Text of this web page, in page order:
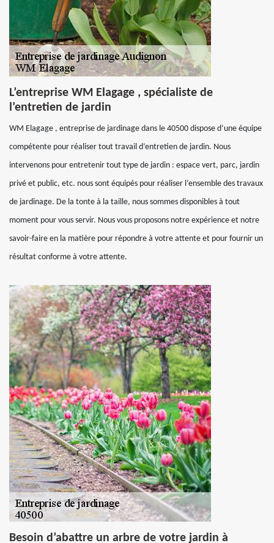
L’entreprise WM Elagage , spécialiste de
l’entretien de jardin
WM Elagage , entreprise de jardinage dans le 40500 dispose d’une équipe
compétente pour réaliser tout travail d’entretien de jardin. Nous
intervenons pour entretenir tout type de jardin : espace vert, parc, jardin
privé et public, etc. nous sont équipés pour réaliser l’ensemble des travaux
de jardinage. De la tonte à la taille, nous sommes disponibles à tout
moment pour vous servir. Nous vous proposons notre expérience et notre
savoir-faire en la matière pour répondre à votre attente et pour fournir un
résultat conforme à votre attente.
Besoin d’abattre un arbre de votre jardin à